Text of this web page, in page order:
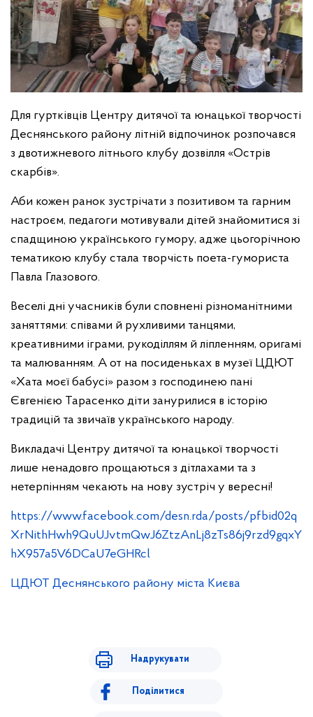
Для гуртківців Центру дитячої та юнацької творчості
Деснянського району літній відпочинок розпочався
з двотижневого літнього клубу дозвілля «Острів
скарбів».
Аби кожен ранок зустрічати з позитивом та гарним
настроєм, педагоги мотивували дітей знайомитися зі
спадщиною українського гумору, адже цьогорічною
тематикою клубу стала творчість поета-гумориста
Павла Глазового.
Веселі дні учасників були сповнені різноманітними
заняттями: співами й рухливими танцями,
креативними іграми, рукоділлям й ліпленням, оригамі
та малюванням. А от на посиденьках в музеї ЦДЮТ
«Хата моєї бабусі» разом з господинею пані
Євгенією Тарасенко діти занурилися в історію
традицій та звичаїв українського народу.
Викладачі Центру дитячої та юнацької творчості
лише ненадовго прощаються з дітлахами та з
нетерпінням чекають на нову зустріч у вересні!
https://www.facebook.com/desn.rda/posts/pfbid02q
XrNithHwh9QuUJvtmQwJ6ZtzAnLj8zTs86j9rzd9gqxY
hX957a5V6DCaU7eGHRcl
ЦДЮТ Деснянського району міста Києва
Надрукувати
Поділитися